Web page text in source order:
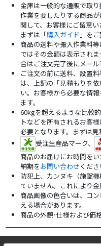
金庫は一般的な通販で取
作業を要したりする商品
関して、お客様にご留意い
まずは「購入ガイド 」を
商品の送料や搬入作業料等
ではその金額は表示され
合はご注文完了後にメール
ご注文の前に送料、設置
は、上記の「見積もりを
い。お客様から必要な情
ます。
60kgを超えるような比較
トなどを所有されるお客
必要となります。まずは見
受注生産品マーク、
商品のお届けにお時間を
納期をお問い合わせくださ
防犯上、カンヌキ（施錠
ていません。これにより金
商品画像の色合いは、コ
える場合があります。
商品の外観･仕様および価